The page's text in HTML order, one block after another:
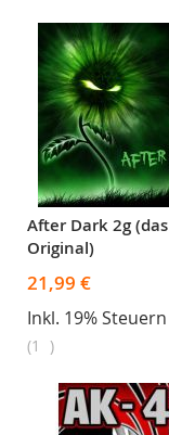
After Dark 2g (das
Original)
21,99 €
Inkl. 19% Steuern
1